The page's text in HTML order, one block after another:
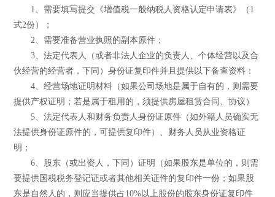
1、需要填写提交《增值税一般纳税人资格认定申请表》（1
式2份）；
2、需要准备营业执照的副本原件；
3、法定代表人（或者非法人企业的负责人、个体经营以及合
伙经营的经营者，下同）身份证复印件并且提供以下备查资料：
4、经营场地证明材料（如果公司场地是属于自有的，则需要
提供产权证明；若是属于租用的，须提供房屋租赁合同、协议）
5、法定代表人和财务负责人身份证原件（如外籍人员确实无
法提供身份证原件的，可提供复印件）、财务人员从业资格证
明；
6、股东（或出资人，下同）证明（如果股东是单位的，则需
要提供国税税务登记证或者其他相关证件的复印件一份；如果股
东是自然人的，则应当提供占10%以上股份的股东身份证复印件